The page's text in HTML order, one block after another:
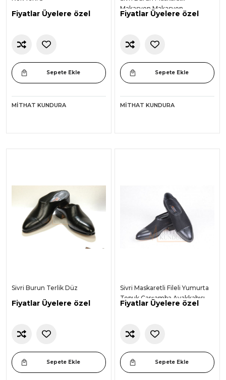
Fiyatlar Üyelere özel
Sepete Ekle
MITHAT KUNDURA
Makasyon Makasyon
Fiyatlar Üyelere özel
Sepete Ekle
MITHAT KUNDURA
Sivri Burun Terlik Düz
Fiyatlar Üyelere özel
Sepete Ekle
Sivri Maskaretli Fileli Yumurta
Topuk Çarşamba Ayakkabısı -
Siyah -
Fiyatlar Üyelere özel
Sepete Ekle